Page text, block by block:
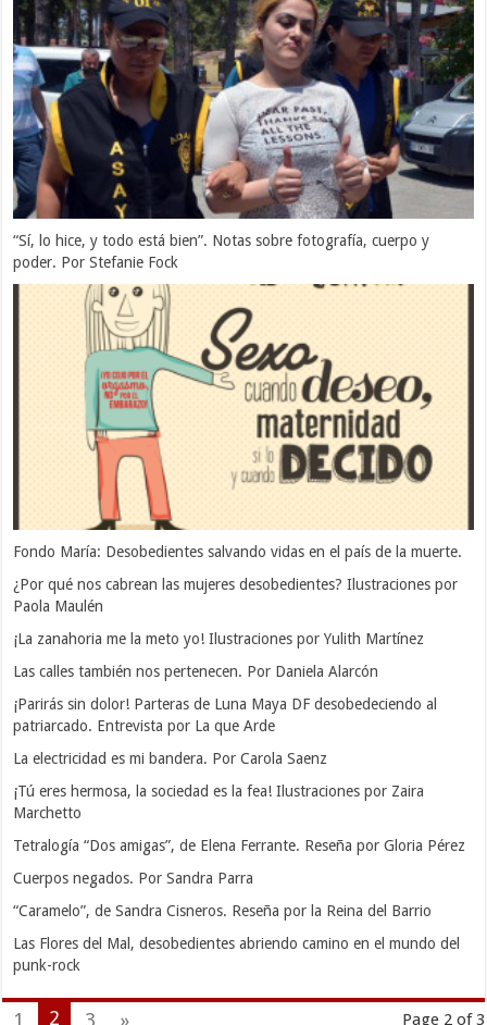
“Sí, lo hice, y todo está bien”. Notas sobre fotografía, cuerpo y
poder. Por Stefanie Fock
Fondo María: Desobedientes salvando vidas en el país de la muerte.
¿Por qué nos cabrean las mujeres desobedientes? Ilustraciones por
Paola Maulén
¡La zanahoria me la meto yo! Ilustraciones por Yulith Martínez
Las calles también nos pertenecen. Por Daniela Alarcón
¡Parirás sin dolor! Parteras de Luna Maya DF desobedeciendo al
patriarcado. Entrevista por La que Arde
La electricidad es mi bandera. Por Carola Saenz
¡Tú eres hermosa, la sociedad es la fea! Ilustraciones por Zaira
Marchetto
Tetralogía “Dos amigas”, de Elena Ferrante. Reseña por Gloria Pérez
Cuerpos negados. Por Sandra Parra
“Caramelo”, de Sandra Cisneros. Reseña por la Reina del Barrio
Las Flores del Mal, desobedientes abriendo camino en el mundo del
punk-rock
Page 2 of 3
1 2 3 »